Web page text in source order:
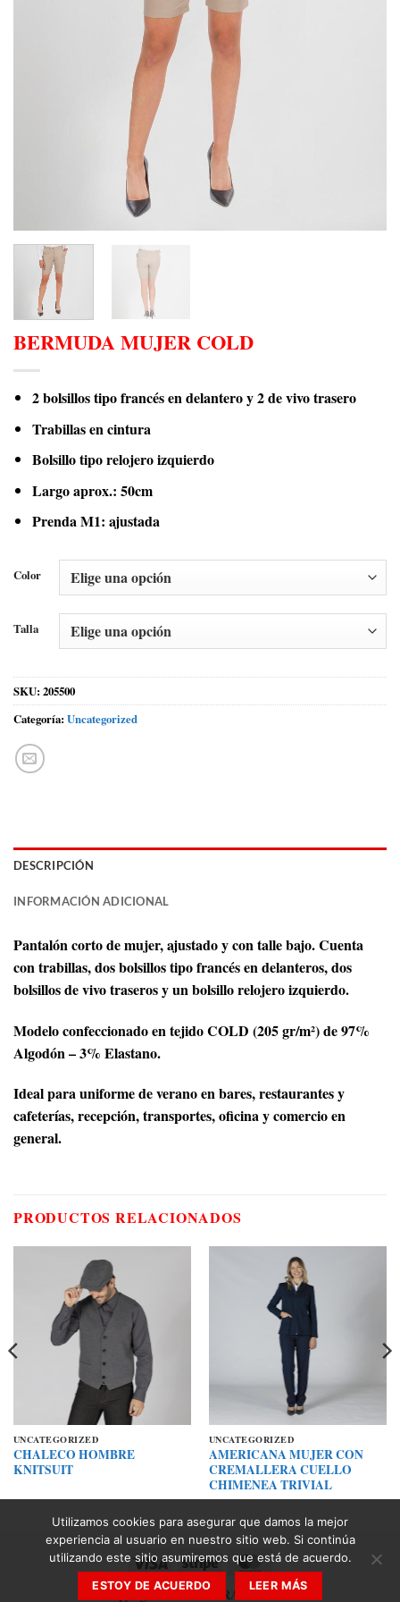
BERMUDA MUJER COLD
2 bolsillos tipo francés en delantero y 2 de vivo trasero
Trabillas en cintura
Bolsillo tipo relojero izquierdo
Largo aprox.: 50cm
Prenda M1: ajustada
Color
Talla
SKU: 205500
Categoría: Uncategorized
DESCRIPCIÓN
INFORMACIÓN ADICIONAL
Pantalón corto de mujer, ajustado y con talle bajo. Cuenta
con trabillas, dos bolsillos tipo francés en delanteros, dos
bolsillos de vivo traseros y un bolsillo relojero izquierdo.
Modelo confeccionado en tejido COLD (205 gr/m²) de 97%
Algodón – 3% Elastano.
Ideal para uniforme de verano en bares, restaurantes y
cafeterías, recepción, transportes, oficina y comercio en
general.
PRODUCTOS RELACIONADOS
UNCATEGORIZED
CHALECO HOMBRE
KNITSUIT
UNCATEGORIZED
AMERICANA MUJER CON
CREMALLERA CUELLO
CHIMENEA TRIVIAL
Visa Stripe
MasterCard
Copyright 2026 ©ZARAN 2030 SL
Utilizamos cookies para asegurar que damos la mejor
experiencia al usuario en nuestro sitio web. Si continúa
utilizando este sitio asumiremos que está de acuerdo.
ESTOY DE ACUERDO LEER MÁS